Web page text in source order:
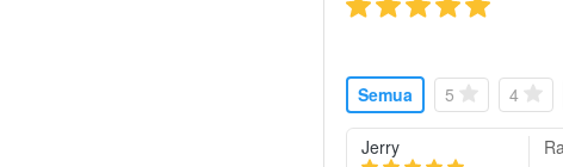
Semua 5 4
Jerry